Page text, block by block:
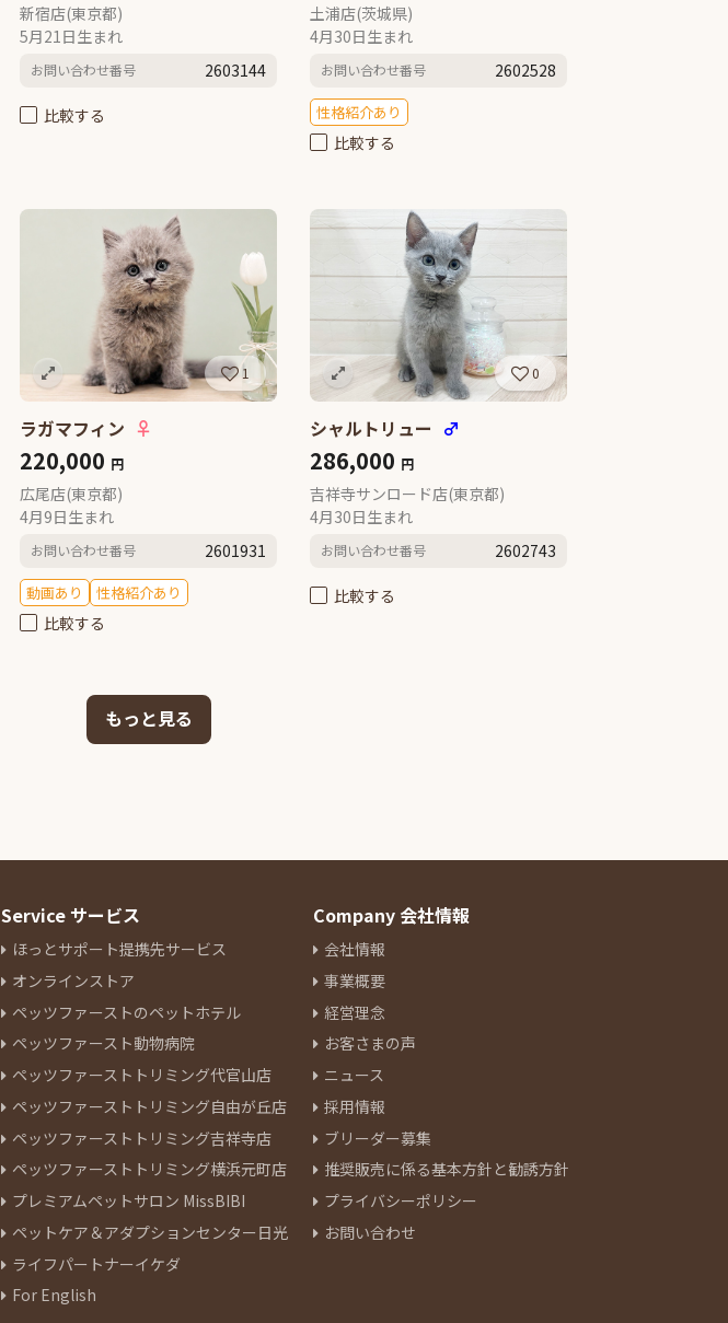
新宿店(東京都)
5月21日生まれ
お問い合わせ番号 2603144
比較する
土浦店(茨城県)
4月30日生まれ
お問い合わせ番号 2602528
性格紹介あり
比較する
1
ラガマフィン ♀
220,000 円
広尾店(東京都)
4月9日生まれ
お問い合わせ番号 2601931
動画あり 性格紹介あり
比較する
0
シャルトリュー ♂
286,000 円
吉祥寺サンロード店(東京都)
4月30日生まれ
お問い合わせ番号 2602743
比較する
もっと見る
Service サービス
ほっとサポート提携先サービス
オンラインストア
ペッツファーストのペットホテル
ペッツファースト動物病院
ペッツファーストトリミング代官山店
ペッツファーストトリミング自由が丘店
ペッツファーストトリミング吉祥寺店
ペッツファーストトリミング横浜元町店
プレミアムペットサロン MissBIBI
ペットケア＆アダプションセンター日光
ライフパートナーイケダ
For English
Company 会社情報
会社情報
事業概要
経営理念
お客さまの声
ニュース
採用情報
ブリーダー募集
推奨販売に係る基本方針と勧誘方針
プライバシーポリシー
お問い合わせ